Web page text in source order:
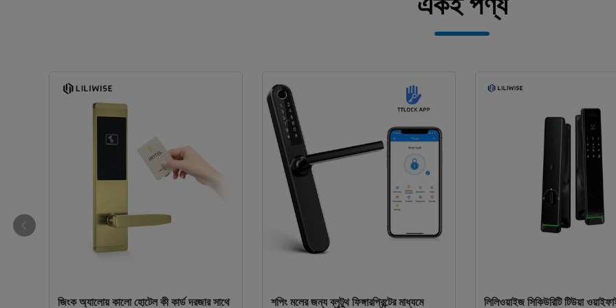
স্মার্ট সুরক্ষা স্বয়ংক্রিয় ডেডবোল্ট ডোর লক / সাধারণ ডিজিটাল টাচ স্বয়ংক্রিয় ডোর লক ব্লুটুথ অ্যান্টি চুরির সুরক্ষা কোডেড সংমিশ্রণ